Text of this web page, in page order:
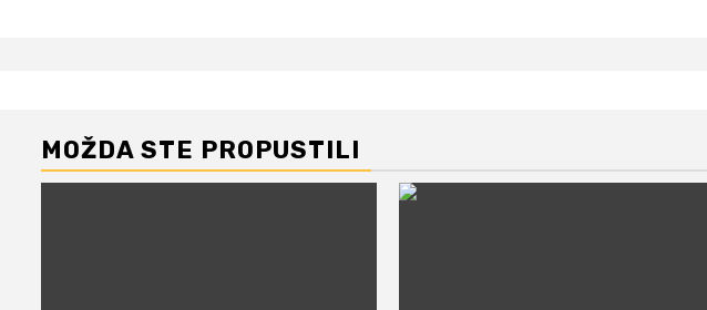
MOŽDA STE PROPUSTILI